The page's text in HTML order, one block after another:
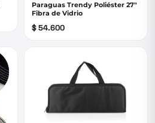
Paraguas Trendy Poliéster 27"
Fibra de Vidrio
$ 54.600